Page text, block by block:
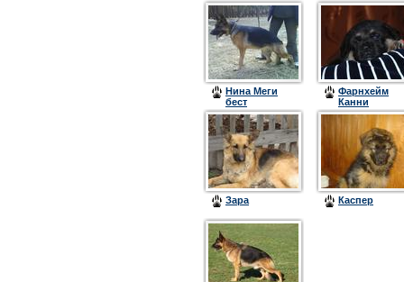
Нина Меги
бест
Фарнхейм
Канни
Гермиона
Зара Каспер